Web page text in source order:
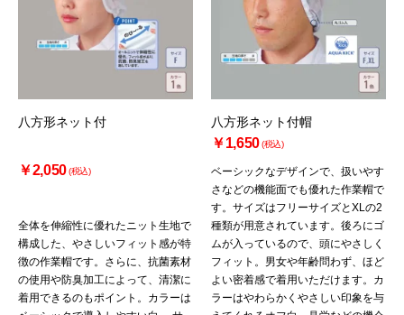
八方形ネット付
￥2,050(税込)
全体を伸縮性に優れたニット生地で
構成した、やさしいフィット感が特
徴の作業帽です。さらに、抗菌素材
の使用や防臭加工によって、清潔に
着用できるのもポイント。カラーは
八方形ネット付帽
￥1,650(税込)
ベーシックなデザインで、扱いやす
さなどの機能面でも優れた作業帽で
す。サイズはフリーサイズとXLの2
種類が用意されています。後ろにゴ
ムが入っているので、頭にやさしく
フィット。男女や年齢問わず、ほど
よい密着感で着用いただけます。カ
ラーはやわらかくやさしい印象を与
カートへ進む